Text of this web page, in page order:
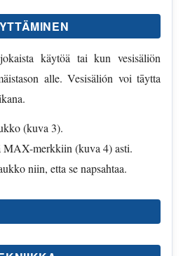
käytöä tai kun vesisäliön
alle. Vesisälión voi tāytta
(kuva 3).
MAX-merkkiin (kuva 4) asti.
niin, etta se napsahtaa.